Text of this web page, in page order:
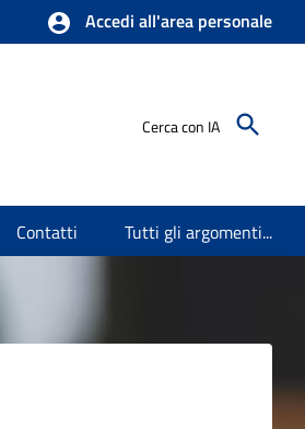
Accedi all'area personale
Cerca con IA
Contatti Tutti gli argomenti...